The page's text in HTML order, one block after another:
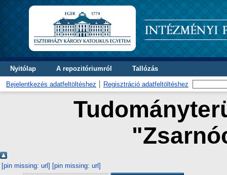
Nyitólap A repozitóriumról Tallózás
Bejelentkezés adatfeltöltéshez Regisztráció adatfeltöltéshez
"
[pin missing: url] [pin missing: url]